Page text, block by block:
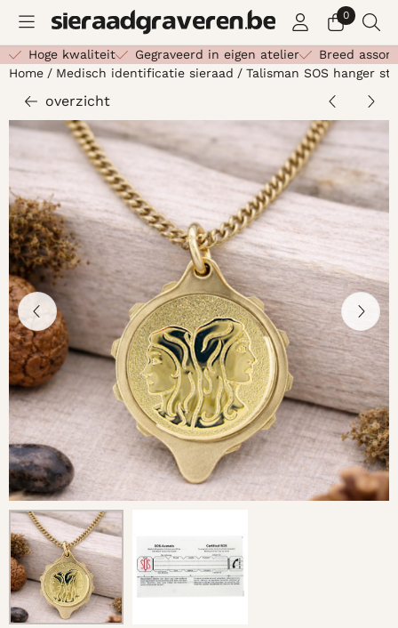
Cookievoorkeuren zijn beschikbaar. Kies instellingen of
0
Hoge kwaliteit Gegraveerd in eigen atelier
Breed
Home / Medisch identificatie sieraad / Talisman SOS hanger
overzicht